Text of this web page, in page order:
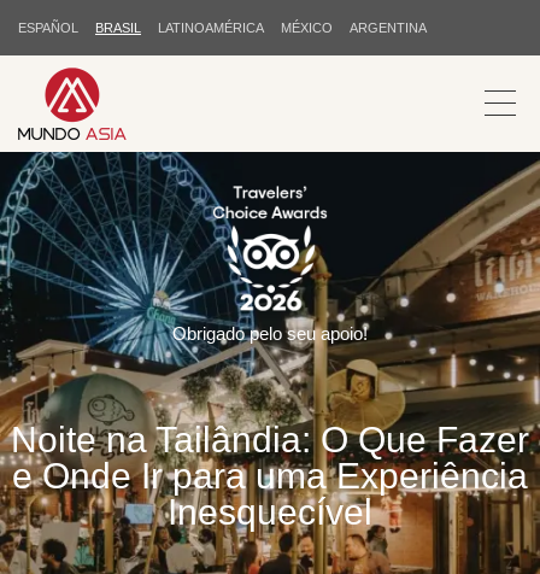
ESPAÑOL BRASIL LATINOAMÉRICA MÉXICO ARGENTINA
Noite na Tailândia: O Que Fazer
e Onde Ir para uma Experiência
Inesquecível
Obrigado pelo seu apoio!